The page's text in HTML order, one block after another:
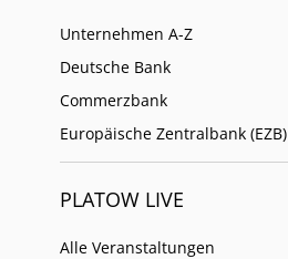
Unternehmen A-Z
Deutsche Bank
Commerzbank
Europäische Zentralbank (EZB)
PLATOW LIVE
Alle Veranstaltungen